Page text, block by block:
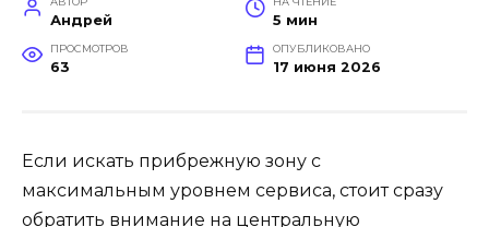
Андрей 5 мин
ПРОСМОТРОВ
63
ОПУБЛИКОВАНО
17 июня 2026
Если искать прибрежную зону с
максимальным уровнем сервиса, стоит сразу
обратить внимание на центральную